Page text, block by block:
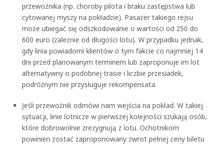
przewoźnika (np. choroby pilota i braku zastępstwa lub
cytowanej myszy na pokładzie). Pasażer takiego rejsu
może ubiegać się odszkodowanie o wartości od 250 do
600 euro (zależnie od długości lotu). W przypadku jednak,
gdy linia powiadomi klientów o tym fakcie co najmniej 14
dni przed planowanym terminem lub zaproponuje im lot
alternatywny o podobnej trasie i liczbie przesiadek,
podróżnym nie przysługuje rekompensata.
Jeśli przewoźnik odmówi nam wejścia na pokład. W takiej
sytuacji, linie lotnicze w pierwszej kolejności szukają osób,
które dobrowolnie zrezygnują z lotu. Ochotnikom
powinien zostać zaproponowany zwrot pełnej ceny biletu